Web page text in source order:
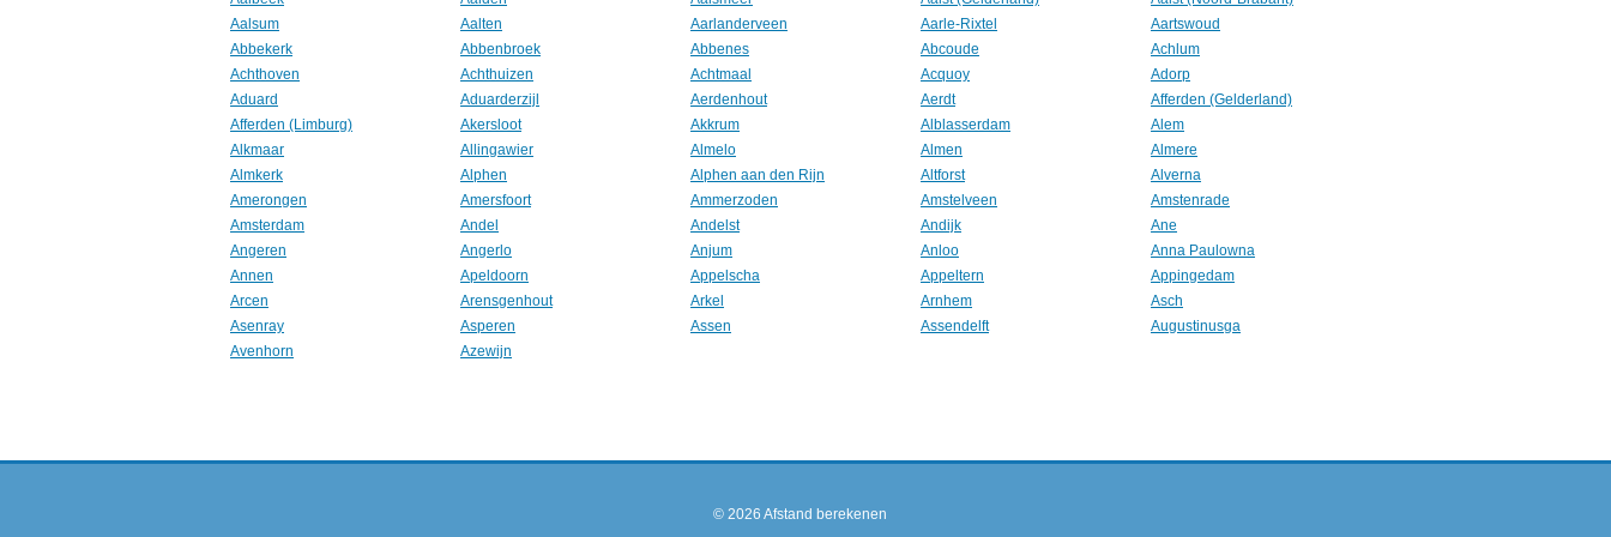
Aalsum
Aalten Aarlanderveen Aarle-Rixtel
Aartswoud
Abbekerk
Abbenbroek Abbenes Abcoude
Achlum
Achthoven
Achthuizen Achtmaal Acquoy
Adorp
Aduard
Aduarderzijl Aerdenhout Aerdt
Afferden (Gelderland)
Afferden (Limburg)
Akersloot Akkrum Alblasserdam
Alem
Alkmaar
Allingawier Almelo Almen
Almere
Almkerk
Alphen Alphen aan den Rijn Altforst
Alverna
Amerongen
Amersfoort Ammerzoden Amstelveen
Amstenrade
Amsterdam
Andel Andelst Andijk
Ane
Angeren
Angerlo Anjum Anloo
Anna Paulowna
Annen
Apeldoorn Appelscha Appeltern
Appingedam
Arcen
Arensgenhout Arkel Arnhem
Asch
Asenray
Asperen Assen Assendelft
Augustinusga
Avenhorn
Azewijn
© 2026 Afstand berekenen